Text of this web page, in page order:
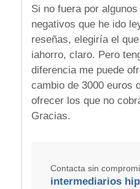
Si no fuera por
negativos que he ido
reseñas, elegiría el
iahorro, claro. Pero
diferencia me puede
cambio de 3000 euros
ofrecer los que no
Gracias.
Contacta sin
intermediarios